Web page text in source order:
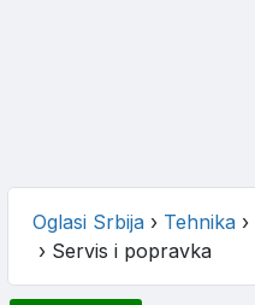
Oglasi Srbija › Tehnika ›
› Servis i popravka